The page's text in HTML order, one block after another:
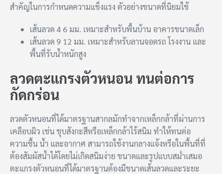
สำคัญในการกำหนดความแข็งแรง ตัวอย่างขนาดที่นิยมใช้
เส้นลวด 4 6 มม. เหมาะสำหรับพื้นบ้าน อาคารขนาดเล็ก
เส้นลวด 9 12 มม. เหมาะสำหรับลานจอดรถ โรงงาน และ
พื้นที่รับน้ำหนักสูง
ลวดตะแกรงตัวหนอน ทนต่อการ
กัดกร่อน
ลวดตัวหนอนที่ได้มาตรฐานสากลมักทำจากเหล็กกล้าที่ผ่านการ
เคลือบผิว เช่น ชุบสังกะสีหรือเหล็กกล้าไร้สนิม ทำให้ทนต่อ
ความชื้น น้ำ และอากาศ สามารถใช้งานกลางแจ้งหรือในพื้นที่ที่
ต้องสัมผัสน้ำได้โดยไม่เกิดสนิมง่าย ขนาดและรูปแบบสม่ำเสมอ
ตะแกรงตัวหนอนที่ได้มาตรฐานต้องมีขนาดเส้นลวดและระยะ